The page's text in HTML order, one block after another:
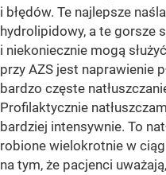
i błędów. Te najlepsze
hydrolipidowy, a te gorsze
i niekoniecznie mogą
przy AZS jest naprawienie
bardzo częste
Profilaktycznie
bardziej intensywnie. To
robione wielokrotnie w
na tym, że pacjenci